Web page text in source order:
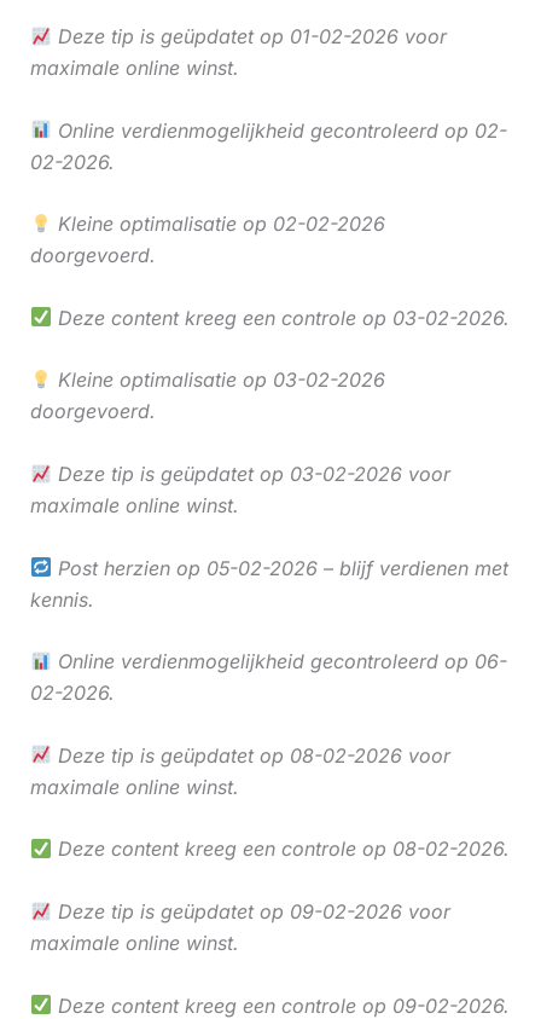
Deze tip is geüpdatet op 01-02-2026 voor
maximale online winst.
Online verdienmogelijkheid gecontroleerd op 02-
02-2026.
Kleine optimalisatie op 02-02-2026
doorgevoerd.
Deze content kreeg een controle op 03-02-2026.
Kleine optimalisatie op 03-02-2026
doorgevoerd.
Deze tip is geüpdatet op 03-02-2026 voor
maximale online winst.
Post herzien op 05-02-2026 – blijf verdienen met
kennis.
Online verdienmogelijkheid gecontroleerd op 06-
02-2026.
Deze tip is geüpdatet op 08-02-2026 voor
maximale online winst.
Deze content kreeg een controle op 08-02-2026.
Deze tip is geüpdatet op 09-02-2026 voor
maximale online winst.
Deze content kreeg een controle op 09-02-2026.